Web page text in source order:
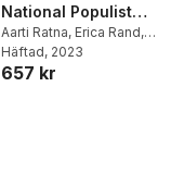
National Populist
Politics
Aarti Ratna, Erica Rand,
Daniel Burdsey
Thangaraj
Häftad, 2023
657 kr